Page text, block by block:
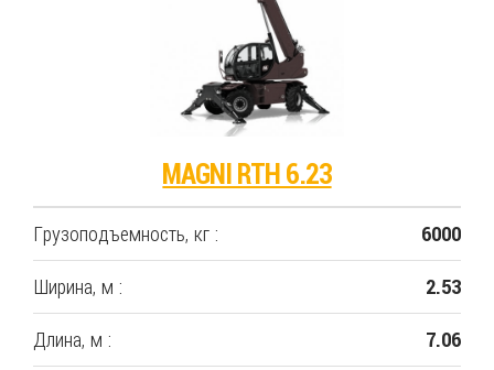
MAGNI RTH 6.23
Грузоподъемность, кг : 6000
Ширина, м : 2.53
Длина, м : 7.06